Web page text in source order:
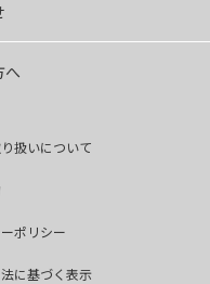
へ
扱いについて
ポリシー
に基づく表示